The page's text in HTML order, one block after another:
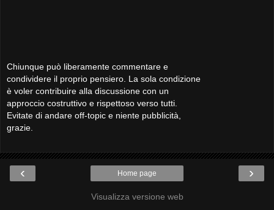
Chiunque può liberamente commentare e
condividere il proprio pensiero. La sola condizione
è voler contribuire alla discussione con un
approccio costruttivo e rispettoso verso tutti.
Evitate di andare off-topic e niente pubblicità,
grazie.
‹ ›
Home page
Visualizza versione web